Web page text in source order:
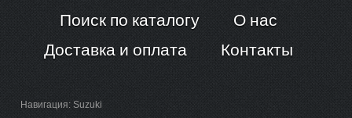
Поиск по каталогу
О нас
Доставка и оплата
Контакты
Навигация: Suzuki